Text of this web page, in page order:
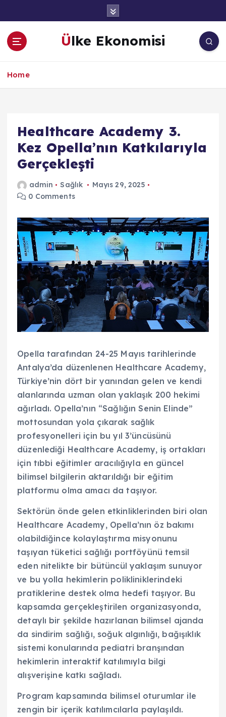
a
Ülke Ekonomisi
Home
Healthcare Academy 3.
Kez Opella’nın Katkılarıyla
Gerçekleşti
admin Sağlık
Mayıs 29, 2025
0 Comments
Opella tarafından 24-25 Mayıs tarihlerinde
Antalya’da düzenlenen Healthcare Academy,
Türkiye’nin dört bir yanından gelen ve kendi
alanlarında uzman olan yaklaşık 200 hekimi
ağırladı. Opella’nın “Sağlığın Senin Elinde”
mottosundan yola çıkarak sağlık
profesyonelleri için bu yıl 3’üncüsünü
düzenlediği Healthcare Academy, iş ortakları
için tıbbi eğitimler aracılığıyla en güncel
bilimsel bilgilerin aktarıldığı bir eğitim
platformu olma amacı da taşıyor.
Sektörün önde gelen etkinliklerinden biri olan
Healthcare Academy, Opella’nın öz bakımı
olabildiğince kolaylaştırma misyonunu
taşıyan tüketici sağlığı portföyünü temsil
eden nitelikte bir bütüncül yaklaşım sunuyor
ve bu yolla hekimlerin polikliniklerindeki
pratiklerine destek olma hedefi taşıyor. Bu
kapsamda gerçekleştirilen organizasyonda,
detaylı bir şekilde hazırlanan bilimsel ajanda
da sindirim sağlığı, soğuk algınlığı, bağışıklık
sistemi konularında pediatri branşından
hekimlerin interaktif katılımıyla bilgi
alışverişine katkı sağladı.
Program kapsamında bilimsel oturumlar ile
zengin bir içerik katılımcılarla paylaşıldı.